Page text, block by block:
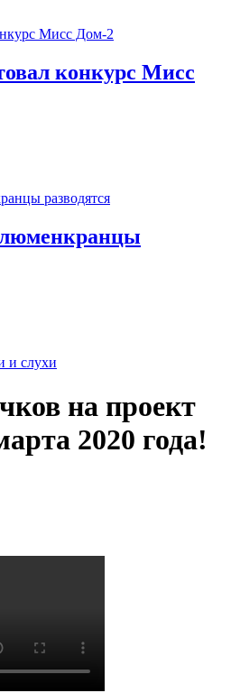
конкурс Мисс
и слухи
на проект
2020 года!